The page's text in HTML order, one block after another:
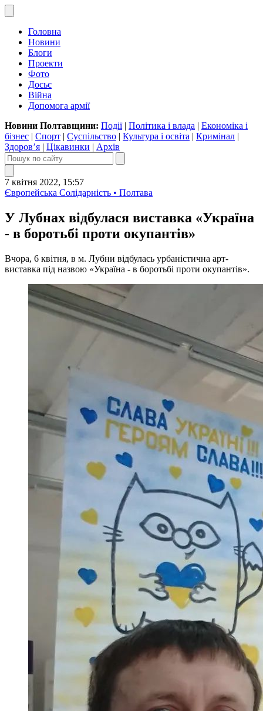
Головна
Новини
Блоги
Проекти
Фото
Досьє
Війна
Допомога армії
Новини Полтавщини: Події| Політика і влада | Економіка і
бізнес | Спорт | Суспільство | Культура і освіта | Кримінал |
Здоров’я | Цікавинки | Архів
7 квітня 2022, 15:57
Європейська Солідарність • Полтава
У Лубнах відбулася виставка «Україна
- в боротьбі проти окупантів»
Вчора, 6 квітня, в м. Лубни відбулась урбаністична арт-
виставка під назвою «Україна - в боротьбі проти окупантів».